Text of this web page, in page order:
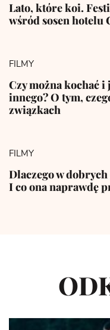
Lato, które koi.
wśród sosen hotelu
FILMY
Czy można kochać i
innego? O tym,
związkach
FILMY
Dlaczego w
I co ona naprawdę